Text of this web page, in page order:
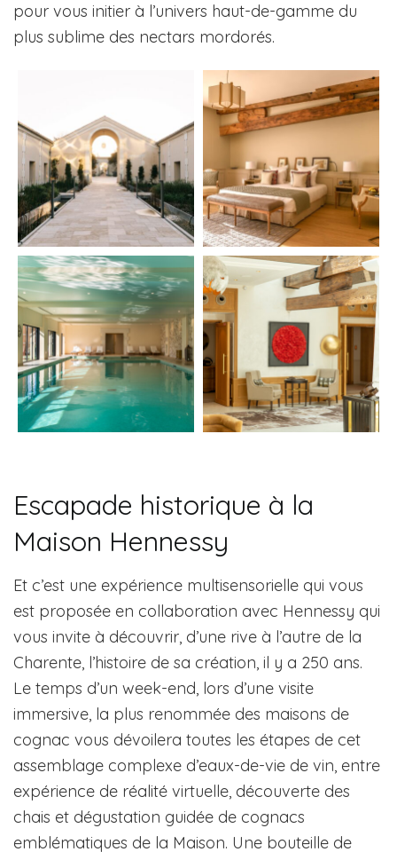
pour vous initier à l’univers haut-de-gamme du
plus sublime des nectars mordorés.
Escapade historique à la
Maison Hennessy
Et c’est une expérience multisensorielle qui vous
est proposée en collaboration avec Hennessy qui
vous invite à découvrir, d’une rive à l’autre de la
Charente, l’histoire de sa création, il y a 250 ans.
Le temps d’un week-end, lors d’une visite
immersive, la plus renommée des maisons de
cognac vous dévoilera toutes les étapes de cet
assemblage complexe d’eaux-de-vie de vin, entre
expérience de réalité virtuelle, découverte des
chais et dégustation guidée de cognacs
emblématiques de la Maison. Une bouteille de